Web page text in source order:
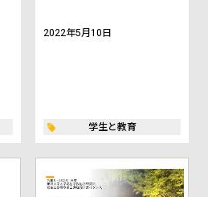
2022年5月10日
学生と教育